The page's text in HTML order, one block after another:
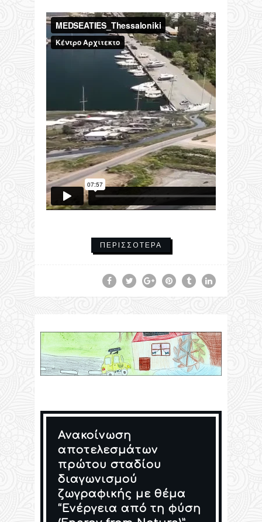
ΠΕΡΙΣΣΌΤΕΡΑ
Ανακοίνωση
αποτελεσμάτων
πρώτου σταδίου
διαγωνισμού
ζωγραφικής με θέμα
“Ενέργεια από τη φύση